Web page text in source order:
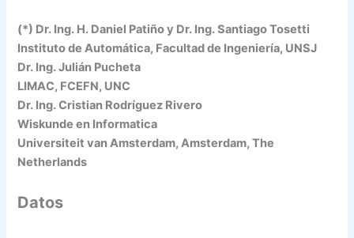
(*) Dr. Ing. H. Daniel Patiño y Dr. Ing. Santiago Tosetti
Instituto de Automática, Facultad de Ingeniería, UNSJ
Dr. Ing. Julián Pucheta
LIMAC, FCEFN, UNC
Dr. Ing. Cristian Rodríguez Rivero
Wiskunde en Informatica
Universiteit van Amsterdam, Amsterdam, The
Netherlands
Datos